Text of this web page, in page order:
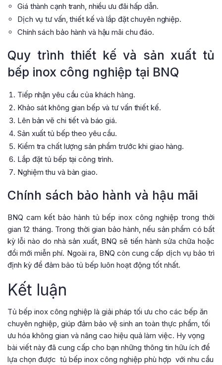
Giá thành cạnh tranh, nhiều ưu đãi hấp dẫn.
Dịch vụ tư vấn, thiết kế và lắp đặt chuyên nghiệp.
Chính sách bảo hành và hậu mãi chu đáo.
Quy trình thiết kế và sản xuất tủ
bếp inox công nghiệp tại BNQ
Tiếp nhận yêu cầu của khách hàng.
Khảo sát không gian bếp và tư vấn thiết kế.
Lên bản vẽ chi tiết và báo giá.
Sản xuất tủ bếp theo yêu cầu.
Kiểm tra chất lượng sản phẩm trước khi giao hàng.
Lắp đặt tủ bếp tại công trình.
Nghiệm thu và bàn giao.
Chính sách bảo hành và hậu mãi
BNQ cam kết bảo hành tủ bếp inox công nghiệp trong thời
gian 12 tháng. Trong thời gian bảo hành, nếu sản phẩm có bất
kỳ lỗi nào do nhà sản xuất, BNQ sẽ tiến hành sửa chữa hoặc
đổi mới miễn phí. Ngoài ra, BNQ còn cung cấp dịch vụ bảo trì
định kỳ để đảm bảo tủ bếp luôn hoạt động tốt nhất.
Kết luận
Tủ bếp inox công nghiệp là giải pháp tối ưu cho các bếp ăn
chuyên nghiệp, giúp đảm bảo vệ sinh an toàn thực phẩm, tối
ưu hóa không gian và nâng cao hiệu quả làm việc. Hy vọng
bài viết này đã cung cấp cho bạn những thông tin hữu ích để
lựa chọn được tủ bếp inox công nghiệp phù hợp với nhu cầu